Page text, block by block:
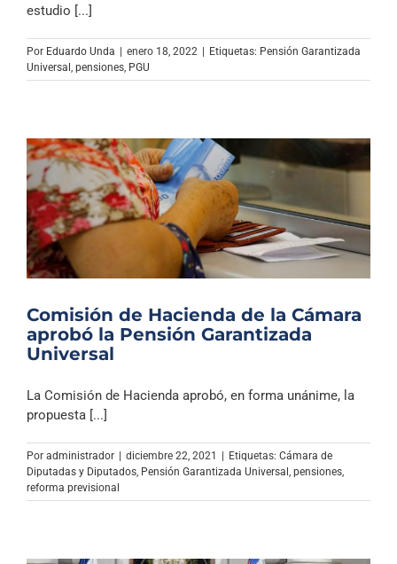
estudio [...]
Por Eduardo Unda enero 18, 2022 Etiquetas: Pensión Garantizada
Universal , pensiones, PGU
Comisión de Hacienda de la Cámara
aprobó la Pensión Garantizada
Universal
La Comisión de Hacienda aprobó, en forma unánime, la
propuesta [...]
Por administrador | diciembre 22, 2021 | Etiquetas: Cámara de
Diputadas y Diputados Pensión Garantizada Universal pensiones
reforma previsional